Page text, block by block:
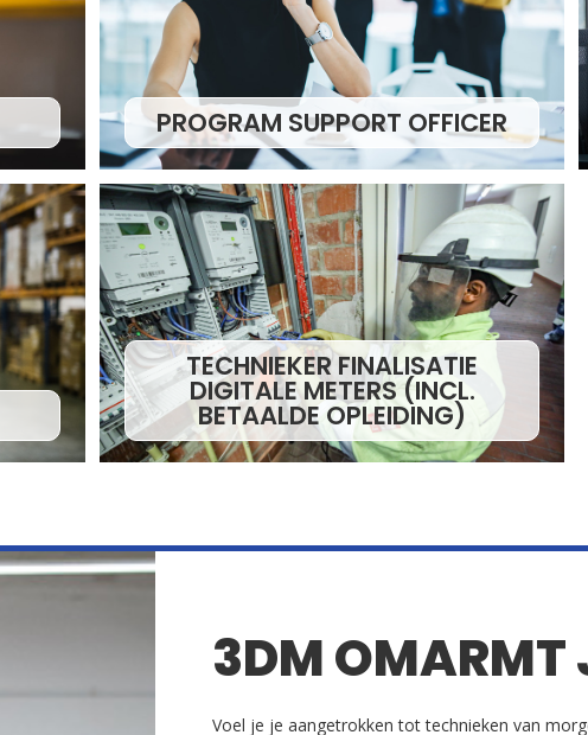
PROGRAM SUPPORT OFFICER
TECHNIEKER FINALISATIE
DIGITALE METERS (INCL.
BETAALDE OPLEIDING)
3DM OMARMT
Voel je je aangetrokken tot technieken van